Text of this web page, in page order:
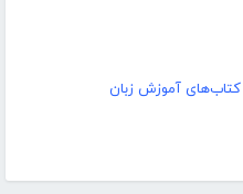
کتاب‌های آموزش زبان